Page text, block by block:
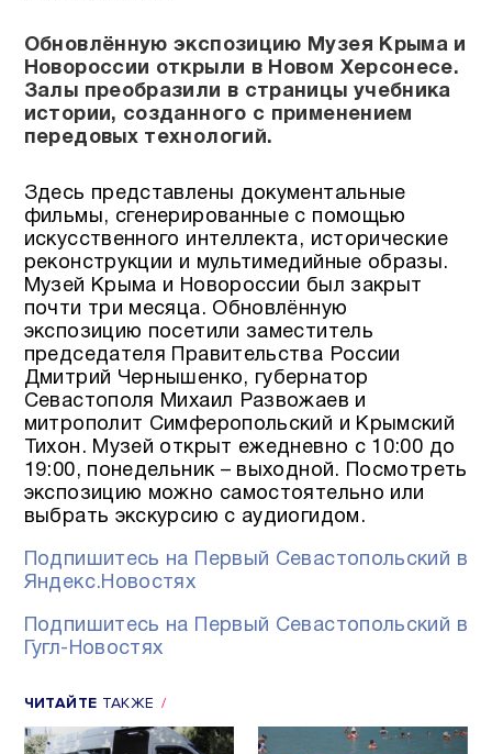
Обновлённую экспозицию Музея Крыма и
Новороссии открыли в Новом Херсонесе.
Залы преобразили в страницы учебника
истории, созданного с применением
передовых технологий.
Здесь представлены документальные
фильмы, сгенерированные с помощью
искусственного интеллекта, исторические
реконструкции и мультимедийные образы.
Музей Крыма и Новороссии был закрыт
почти три месяца. Обновлённую
экспозицию посетили заместитель
председателя Правительства России
Дмитрий Чернышенко, губернатор
Севастополя Михаил Развожаев и
митрополит Симферопольский и Крымский
Тихон. Музей открыт ежедневно с 10:00 до
19:00, понедельник – выходной. Посмотреть
экспозицию можно самостоятельно или
выбрать экскурсию с аудиогидом.
Подпишитесь на Первый Севастопольский в
Яндекс.Новостях
Подпишитесь на Первый Севастопольский в
Гугл-Новостях
ЧИТАЙТЕ ТАКЖЕ